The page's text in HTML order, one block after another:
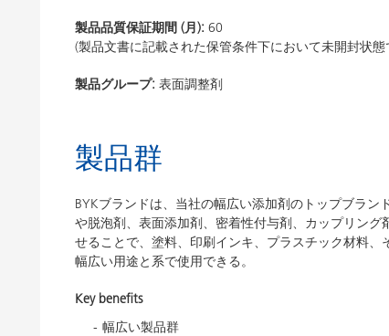
製品品質保証期間 (月): 60
(製品文書に記載された保管条件下において未開封状態
製品グループ: 表面調整剤
製品群
BYKブランドは、当社の幅広い添加剤のトップブラ
や脱泡剤、表面添加剤、密着性付与剤、カップリン
せることで、塗料、印刷インキ、プラスチック材料、
幅広い用途と系で使用できる。
Key benefits
幅広い製品群